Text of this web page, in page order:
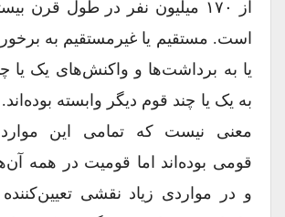
از ۱۷۰ میلیون نفر در طول قرن
است. مستقیم یا غیرمستقیم به
یا به برداشت‏‌ها و واکنش‏‌هاى یک یا
به یک یا چند قوم دیگر وابسته بوده‏‌اند.
معنى نیست که تمامى این موارد
قومى بوده‏‌اند اما قومیت در همه
و در مواردى زیاد نقشى